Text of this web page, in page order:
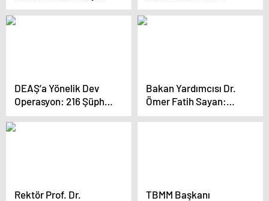
DEAŞ’a Yönelik Dev
Operasyon: 216 Şüpheli
Yakalandı
Bakan Yardımcısı Dr.
Ömer Fatih Sayan:
“Bizim yerli ve milli
Rektör Prof. Dr.
TBMM Başkanı